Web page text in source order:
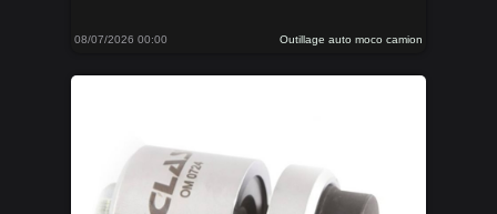
08/07/2026 00:00 Outillage auto moco camion